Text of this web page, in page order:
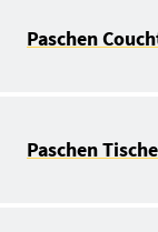
Paschen
Paschen Tische